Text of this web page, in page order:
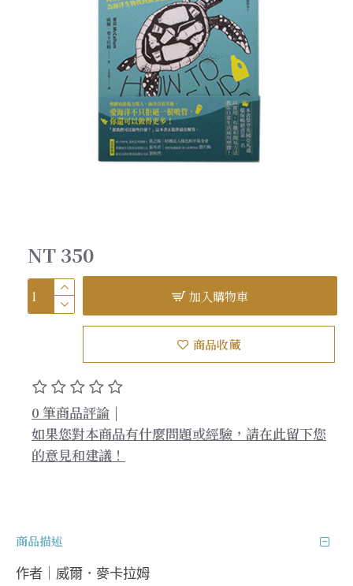
0 筆商品評論 |
如果您對本商品有什麼問題或經驗，請在此留下您
的意見和建議！
NT 350
加入購物車
商品收藏
商品描述
作者｜威爾．麥卡拉姆